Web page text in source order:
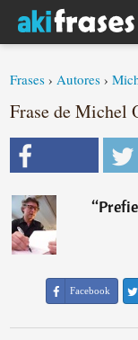
Frases ›Autores ›
Frase de Michel
“
Facebook